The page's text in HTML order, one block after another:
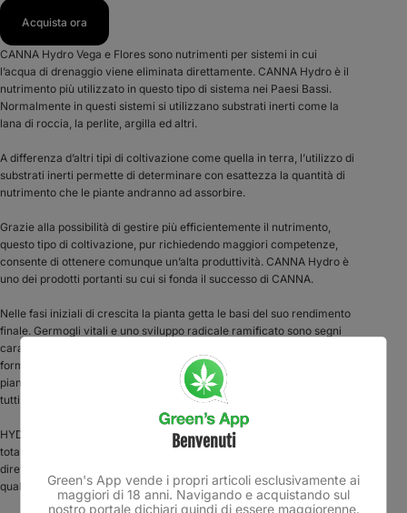
Acquista ora
CANNA Hydro Vega e Flores sono nutrimenti per sistemi in cui
l’acqua di drenaggio viene eliminata direttamente. CANNA Hydro è il
nutrimento più utilizzato in questo tipo di sistema nei Paesi Bassi.
Normalmente in questi sistemi si utilizzano substrati inerti come la
lana di roccia, la perlite, argilla ed altri.
A differenza d’altri tipi di coltivazione come quella in terra, l’utilizzo di
substrati inerti permette di determinare con esattezza la quantità di
nutrimento che le piante andranno ad assorbire.
Grazie alla possibilità di gestire più efficientemente il nutrimento,
questo tipo di coltivazione, pur richiedendo maggiori competenze,
consente di ottenere comunque un’alta produttività. CANNA Hydro è
uno dei prodotti portanti su cui si fonda il successo di CANNA.
Nelle fasi iniziali di crescita la pianta getta le basi del suo rendimento
finale. Germogli vitali e uno sviluppo radicale ramificato sono segni
caratteristici di una crescita sana e vigorosa. HYDRO Vega è stato
formulato specificamente per soddisfare al meglio le necessità della
pianta durante questa fase iniziale. HYDRO Vega si può impiegare in
tutti i tipi di substrati inerti.
HYDRO Vega assicura fin dall’inizio della coltivazione l’assorbimento
totale di sostanze nutritive perché è ricco di legami azotati
direttamente assimilabili, chelati di ferro EDDHA ed oligo elementi di
qualità superiore.
Benvenuti
Green's App vende i propri articoli esclusivamente ai
maggiori di 18 anni. Navigando e acquistando sul
nostro portale dichiari quindi di essere maggiorenne.